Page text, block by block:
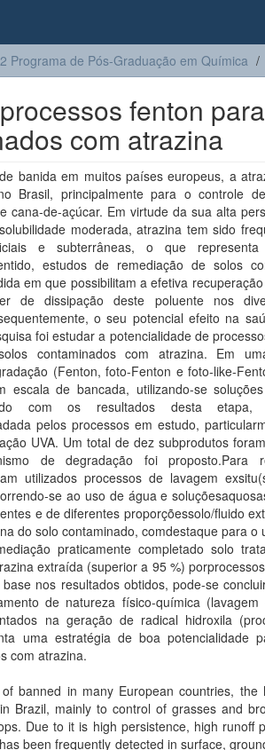
Programa de Pós-Graduação em Química
fenton para
com atrazina
banida em muitos países europeus, a
Brasil, principalmente para o controle
cana-de-açúcar. Em virtude da sua alta
moderada, atrazina tem sido
e subterrâneas, o que
estudos de remediação de solos
em que possibilitam a efetiva
de dissipação deste poluente nos
o seu potencial efeito na
foi estudar a potencialidade de
contaminados com atrazina. Em
(Fenton, foto-Fenton e foto-like-
escala de bancada, utilizando-se
com os resultados desta etapa,
pelos processos em estudo,
UVA. Um total de dez subprodutos
de degradação foi proposto.Para
utilizados processos de lavagem
se ao uso de água e
e de diferentes proporçõessolo/fluido
do solo contaminado, comdestaque para o
praticamente completado solo
extraída (superior a 95 %)
nos resultados obtidos, pode-se
de natureza físico-química
na geração de radical hidroxila
uma estratégia de boa potencialidade
com atrazina.
banned in many European countries, the
Brazil, mainly to control of grasses and
Due to it is high persistence, high runoff
been frequently detected in surface,